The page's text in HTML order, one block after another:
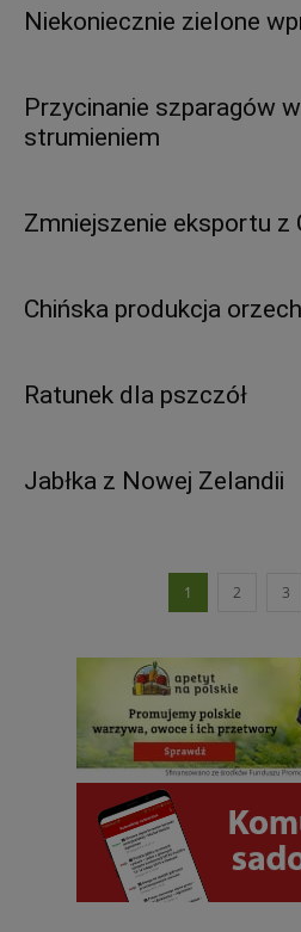
Niekoniecznie zielone
Przycinanie szparagów
strumieniem
Zmniejszenie eksportu z
Chińska produkcja
Ratunek dla pszczół
Jabłka z Nowej Zelandii
1 2 3